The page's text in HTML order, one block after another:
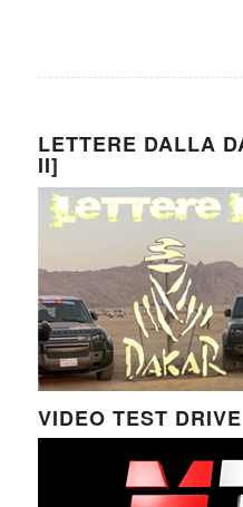
LETTERE DALLA
II]
VIDEO TEST DRIVE